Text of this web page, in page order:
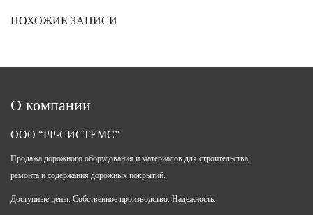
ПОХОЖИЕ ЗАПИСИ
О компании
ООО “РР-СИСТЕМС”
Продажа дорожного оборудования и материалов для строительства,
ремонта и содержания дорожных покрытий.
Доступные цены. Собственное производство. Надежность.